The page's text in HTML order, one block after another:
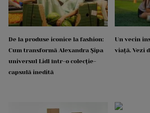
De la produse iconice la fashion:
Cum transformă Alexandra Șipa
universul Lidl într-o colecție-
capsulă inedită
Un vecin
viață. Vezi